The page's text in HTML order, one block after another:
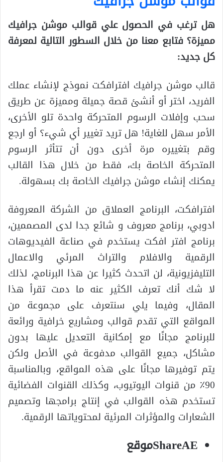
هل ترغب في الحصول علي قوالب موشن جرافيك
مميزة؟ فتابع معنا من خلال السطور التالية لمعرفة
كل جديد:
قالب موشن جرافيك افترافكت نموذج لإنشاء عملك
الفريد، اختر أو أنشئ قصة جميلة ومميزة عن طريق
سحب وإفلات الرسوم المتحركة واحدة تلو الأخرى،
الأمر سهل للغاية! هل تريد تغيير أي شيء؟ أو ارجع
وقم بتغييره مرة أخرى دون أن تتأثر الرسوم
المتحركة الخاصة بك، فقط من خلال هذا القالب
يمكنك إنشاء موشن جرافيك الخاصة بك بسهولة.
افترافكت، البرنامج العملاق من الشركة المعروفة
ادوبي، برنامج معروف و شائع جدا لدى المصممين،
برنامج افتر افكت يستخدم في صناعة الفيديوهات
الرقمية والافلام والتراث المرئي والاعمال
التليفزيونية، لن اتحدث كثيرا عن هذا البرنامج، لذلك
لا شك أنك تعرف الكثير عنه ما دمت تقرأ هذا
المقال، وفيما يلي سنتعرف على مجموعة من
المواقع التي تقدم قوالب ومشاريع خرافية ورائعة
للبرنامج مجانًا مع إمكانية التعديل عليها بدون
مشاكل، جميع القوالب مدفوعة في الأصل ولكن
يتم توفيرها مجانًا على هذه المواقع، وبالمناسبة
90٪ من قنوات اليوتيوب، وكذلك القنوات الفضائية
تستخدم هذه القوالب في إنتاج برامجها وتصميم
الشعارات والمؤثرات المرئية لمحتوياتها الرقمية.
ShareAEموقع